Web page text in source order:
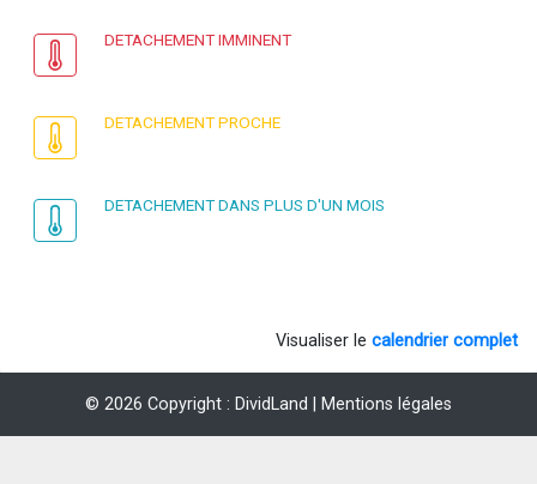
DETACHEMENT IMMINENT
DETACHEMENT PROCHE
DETACHEMENT DANS PLUS D'UN MOIS
Visualiser le calendrier complet
© 2026 Copyright : DividLand | Mentions légales